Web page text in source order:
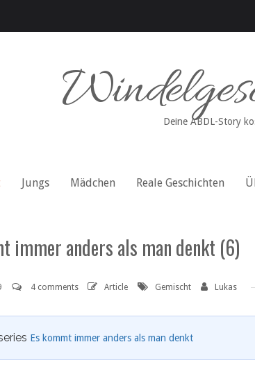
Deine ABDL-Story
Jungs Mädchen Reale Geschichten
immer anders als man denkt (6)
4 comments Article Gemischt Lukas
Es kommt immer anders als man denkt